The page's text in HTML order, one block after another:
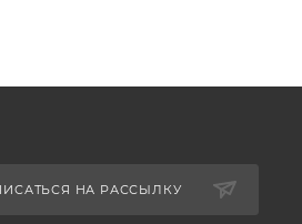
НА РАССЫЛКУ